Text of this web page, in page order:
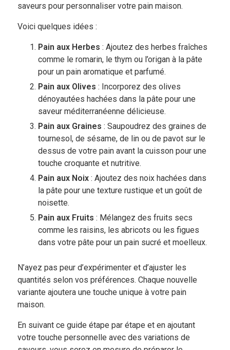
saveurs pour personnaliser votre pain maison.
Voici quelques idées :
Pain aux Herbes : Ajoutez des herbes fraîches
comme le romarin, le thym ou l’origan à la pâte
pour un pain aromatique et parfumé.
Pain aux Olives : Incorporez des olives
dénoyautées hachées dans la pâte pour une
saveur méditerranéenne délicieuse.
Pain aux Graines : Saupoudrez des graines de
tournesol, de sésame, de lin ou de pavot sur le
dessus de votre pain avant la cuisson pour une
touche croquante et nutritive.
Pain aux Noix: Ajoutez des noix hachées dans
la pâte pour une texture rustique et un goût de
noisette.
Pain aux Fruits : Mélangez des fruits secs
comme les raisins, les abricots ou les figues
dans votre pâte pour un pain sucré et moelleux.
N’ayez pas peur d’expérimenter et d’ajuster les
quantités selon vos préférences. Chaque nouvelle
variante ajoutera une touche unique à votre pain
maison.
En suivant ce guide étape par étape et en ajoutant
votre touche personnelle avec des variations de